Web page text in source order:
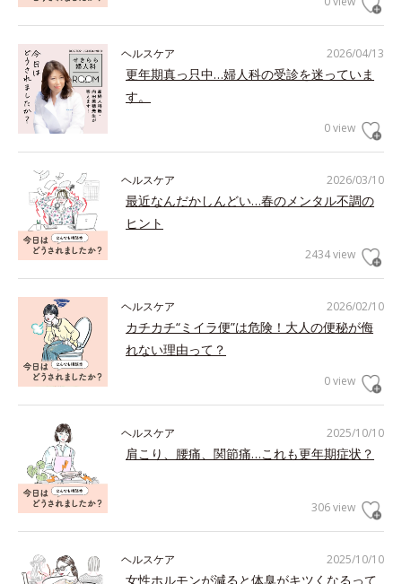
2026/04/13
ヘルスケア
更年期真っ只中…婦人科の受診を迷っていま
す。
0 view
2026/03/10
ヘルスケア
最近なんだかしんどい…春のメンタル不調の
ヒント
2434 view
2026/02/10
ヘルスケア
カチカチ“ミイラ便”は危険！大人の便秘が侮
れない理由って？
0 view
2025/10/10
ヘルスケア
肩こり、腰痛、関節痛…これも更年期症状？
306 view
2025/10/10
ヘルスケア
女性ホルモンが減ると体臭がキツくなるって